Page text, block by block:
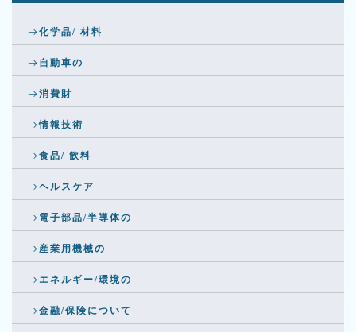
化学品/ 材料
自動車の
消費財
情報技術
食品/ 飲料
ヘルスケア
電子部品/半導体の
産業用機械の
エネルギー/環境の
金融/保険について